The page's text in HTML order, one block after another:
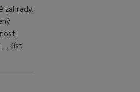
zahrady.
číst